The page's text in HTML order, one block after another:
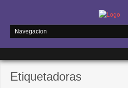
Etiquetadoras